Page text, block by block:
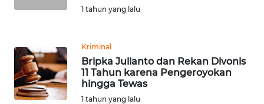
1 tahun yang lalu
Kriminal
Bripka Julianto dan Rekan Divonis
11 Tahun karena Pengeroyokan
hingga Tewas
1 tahun yang lalu
WN
SIMALUNGUN